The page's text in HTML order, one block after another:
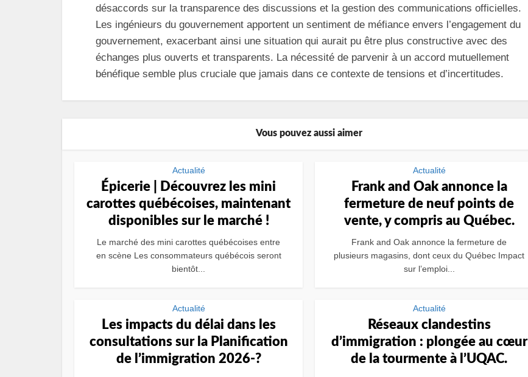
désaccords sur la transparence des discussions et la gestion des communications officielles.
Les ingénieurs du gouvernement apportent un sentiment de méfiance envers l’engagement du
gouvernement, exacerbant ainsi une situation qui aurait pu être plus constructive avec des
échanges plus ouverts et transparents. La nécessité de parvenir à un accord mutuellement
bénéfique semble plus cruciale que jamais dans ce contexte de tensions et d’incertitudes.
Vous pouvez aussi aimer
Actualité
Épicerie | Découvrez les mini
carottes québécoises, maintenant
disponibles sur le marché !
Le marché des mini carottes québécoises entre
en scène Les consommateurs québécois seront
bientôt...
Actualité
Frank and Oak annonce la
fermeture de neuf points de
vente, y compris au Québec.
Frank and Oak annonce la fermeture de
plusieurs magasins, dont ceux du Québec Impact
sur l’emploi...
Actualité
Les impacts du délai dans les
consultations sur la Planification
de l’immigration 2026-?
Actualité
Réseaux clandestins
d’immigration : plongée au cœur
de la tourmente à l’UQAC.